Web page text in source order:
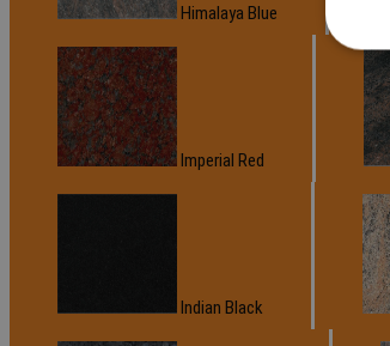
Himalaya Blue
Imperial Red
Indian Black